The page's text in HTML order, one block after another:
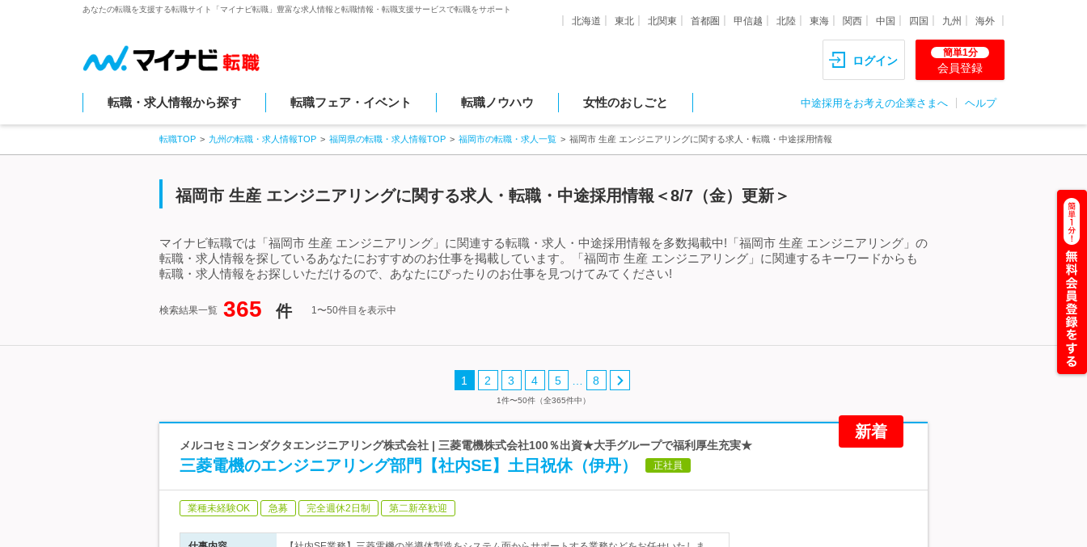
あなたの転職を支援する転職サイト「マイナビ転職」豊富な求人情報と転職情報・転職支援サービスで転職をサポート
北海道 東北 北関東 首都圏 甲信越 北陸 東海 関西 中国 四国 九州 海外
ログイン
簡単1分
会員登録
転職・求人情報から探す 転職フェア・イベント 転職ノウハウ 女性のおしごと 中途採用をお考えの企業さまへ ヘルプ
転職TOP 九州の転職・求人情報TOP 福岡県の転職・求人情報TOP 福岡市の転職・求人一覧 福岡市 生産 エンジニアリングに関する求人・転職・中途採用情報
福岡市 生産 エンジニアリングに関する求人・転職・中途採用情報＜8/7（金）更新＞
マイナビ転職では「福岡市 生産 エンジニアリング」に関連する転職・求人・中途採用情報を多数掲載中!「福岡市 生産 エンジニアリング」の
転職・求人情報を探しているあなたにおすすめのお仕事を掲載しています。「福岡市 生産 エンジニアリング」に関連するキーワードからも
転職・求人情報をお探しいただけるので、あなたにぴったりのお仕事を見つけてみてください!
検索結果一覧 365 件 1〜50件目を表示中
1 2 3 4 5 8
1件〜50件（全365件中）
新着
メルコセミコンダクタエンジニアリング株式会社 | 三菱電機株式会社100％出資★大手グループで福利厚生充実★
三菱電機のエンジニアリング部門【社内SE】土日祝休（伊丹） 正社員
業種未経験OK 急募 完全週休2日制 第二新卒歓迎